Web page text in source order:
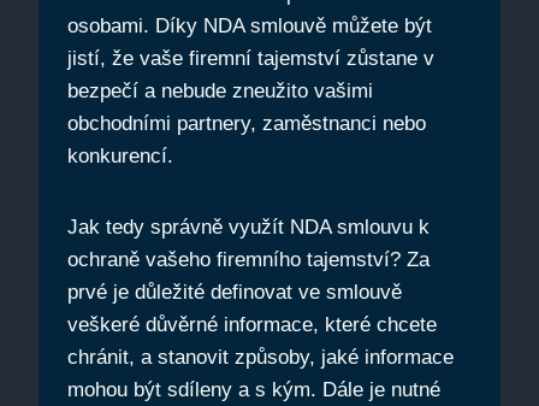
osobami. Díky NDA smlouvě můžete být
jistí, že vaše firemní tajemství zůstane v
bezpečí a nebude zneužito vašimi
obchodními partnery, zaměstnanci nebo
konkurencí.
Jak tedy správně využít NDA smlouvu k
ochraně vašeho firemního tajemství? Za
prvé je důležité definovat ve smlouvě
veškeré důvěrné informace, které chcete
chránit, a stanovit způsoby, jaké informace
mohou být sdíleny a s kým. Dále je nutné